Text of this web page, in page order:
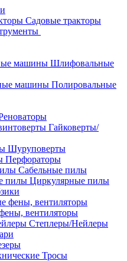
Садовые тракторы
Шлифовальные
Полировальные
Гайковерты/
Шуруповерты
Перфораторы
Сабельные пилы
Циркулярные пилы
вентиляторы
Степлеры/Нейлеры
Тросы